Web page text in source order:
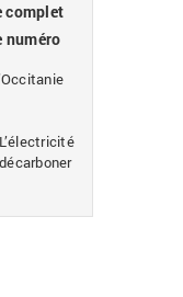
complet
numéro